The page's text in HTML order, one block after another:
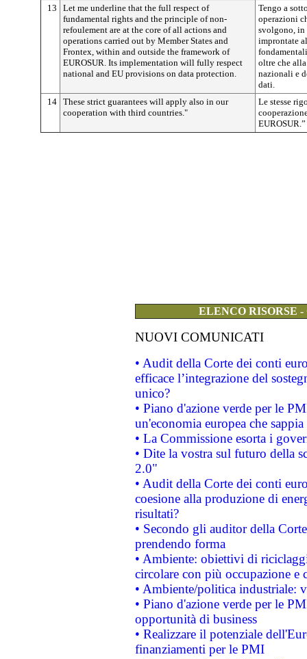
13
Let me underline that the full respect of
fundamental rights and the principle of non-
refoulement are at the core of all actions and
operations carried out by Member States and
Frontex, within and outside the framework of
EUROSUR. Its implementation will fully respect
national and EU provisions on data protection.
Tengo a
operazioni
svolgono, in
improntate
oltre che
nazionali e
dati.
14 These strict guarantees will apply also in our
cooperation with third countries."
Le stesse
EUROSUR.”
ELENCO RISORSE
NUOVI COMUNICATI
• Audit della Corte dei conti
efficace l’integrazione del
unico?
• Piano d'azione verde per le
un'economia europea che
• La Commissione esorta i
• Dite la vostra sul futuro della
2.0"
• Audit della Corte dei conti
coesione alla produzione di
risultati?
• Secondo gli auditor della
prendendo forma
• Ambiente: obiettivi di
circolare con più occupazione e
• Ambiente/politica industriale:
• Piano d'azione verde per le
opportunità di business
• Realizzare il potenziale
finanziamenti per le PMI